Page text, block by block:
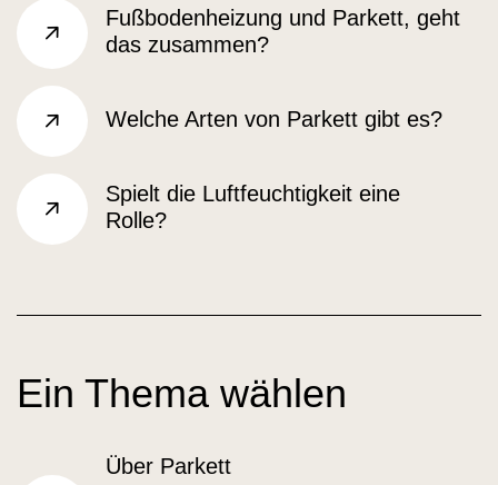
sr.arrow right
Fußbodenheizung und Parkett, geht
das zusammen?
sr.arrow right
Welche Arten von Parkett gibt es?
sr.arrow right
Spielt die Luftfeuchtigkeit eine
Rolle?
Ein Thema wählen
Über Parkett